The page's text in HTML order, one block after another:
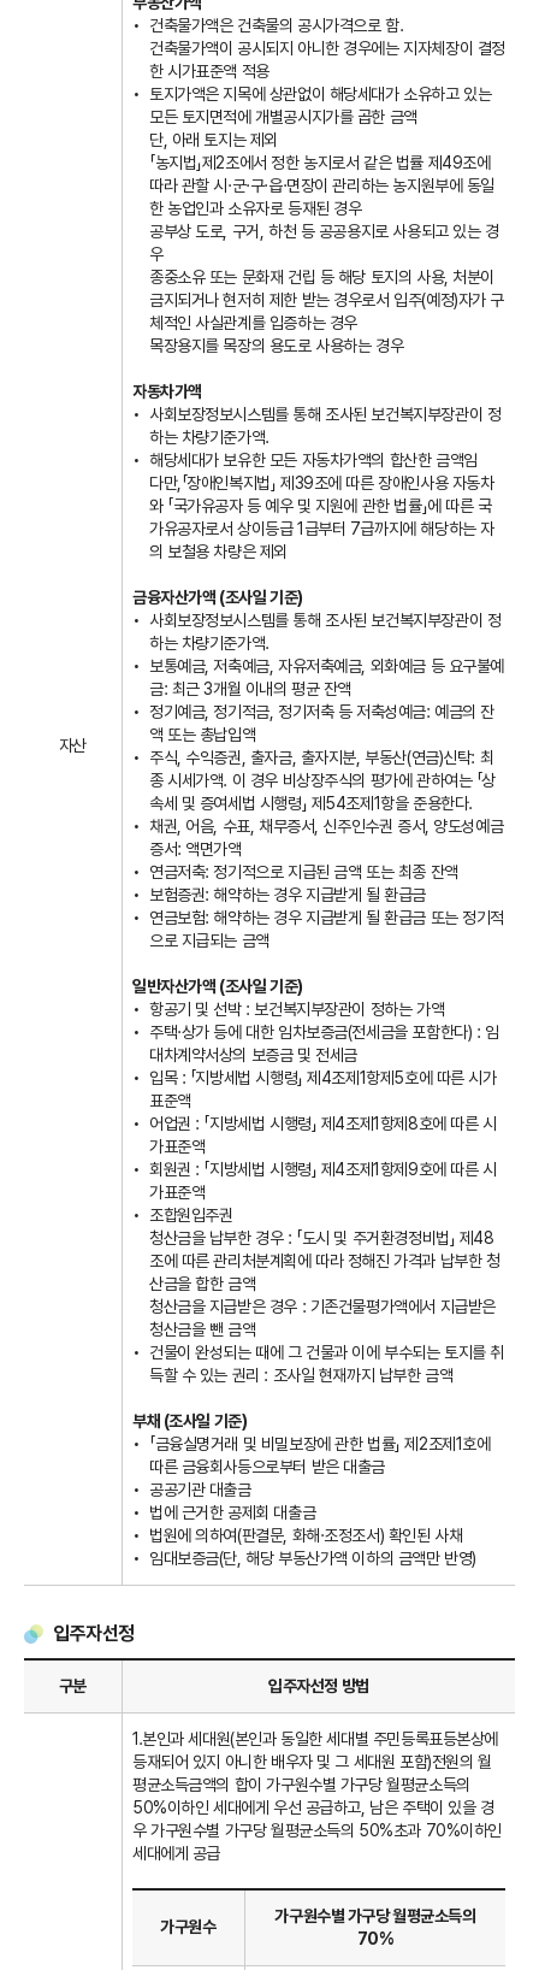
자산
건축물가액은 건축물의 공시가격으로 함.
건축물가액이 공시되지 아니한 경우에는 지자체장이 결정
한 시가표준액 적용
토지가액은 지목에 상관없이 해당세대가 소유하고 있는
모든 토지면적에 개별공시지가를 곱한 금액
단, 아래 토지는 제외
「농지법」제2조에서 정한 농지로서 같은 법률 제49조에
따라 관할 시·군·구·읍·면장이 관리하는 농지원부에 동일
한 농업인과 소유자로 등재된 경우
공부상 도로, 구거, 하천 등 공공용지로 사용되고 있는 경
우
종중소유 또는 문화재 건립 등 해당 토지의 사용, 처분이
금지되거나 현저히 제한 받는 경우로서 입주(예정)자가 구
체적인 사실관계를 입증하는 경우
목장용지를 목장의 용도로 사용하는 경우
자동차가액
사회보장정보시스템를 통해 조사된 보건복지부장관이 정
하는 차량기준가액.
해당세대가 보유한 모든 자동차가액의 합산한 금액임
다만,「장애인복지법」 제39조에 따른 장애인사용 자동차
와 「국가유공자 등 예우 및 지원에 관한 법률」에 따른 국
가유공자로서 상이등급 1급부터 7급까지에 해당하는 자
의 보철용 차량은 제외
금융자산가액 (조사일 기준)
사회보장정보시스템를 통해 조사된 보건복지부장관이 정
하는 차량기준가액.
보통예금, 저축예금, 자유저축예금, 외화예금 등 요구불예
금: 최근 3개월 이내의 평균 잔액
정기예금, 정기적금, 정기저축 등 저축성예금: 예금의 잔
액 또는 총납입액
주식, 수익증권, 출자금, 출자지분, 부동산(연금)신탁: 최
종 시세가액. 이 경우 비상장주식의 평가에 관하여는 「상
속세 및 증여세법 시행령」 제54조제1항을 준용한다.
채권, 어음, 수표, 채무증서, 신주인수권 증서, 양도성예금
증서: 액면가액
연금저축: 정기적으로 지급된 금액 또는 최종 잔액
보험증권: 해약하는 경우 지급받게 될 환급금
연금보험: 해약하는 경우 지급받게 될 환급금 또는 정기적
으로 지급되는 금액
일반자산가액 (조사일 기준)
항공기 및 선박 : 보건복지부장관이 정하는 가액
주택·상가 등에 대한 임차보증금(전세금을 포함한다) : 임
대차계약서상의 보증금 및 전세금
입목 : 「지방세법 시행령」 제4조제1항제5호에 따른 시가
표준액
어업권 : 「지방세법 시행령」 제4조제1항제8호에 따른 시
가표준액
회원권 : 「지방세법 시행령」 제4조제1항제9호에 따른 시
가표준액
조합원입주권
청산금을 납부한 경우 : 「도시 및 주거환경정비법」 제48
조에 따른 관리처분계획에 따라 정해진 가격과 납부한 청
산금을 합한 금액
청산금을 지급받은 경우 : 기존건물평가액에서 지급받은
청산금을 뺀 금액
건물이 완성되는 때에 그 건물과 이에 부수되는 토지를 취
득할 수 있는 권리 : 조사일 현재까지 납부한 금액
부채 (조사일 기준)
「금융실명거래 및 비밀보장에 관한 법률」 제2조제1호에
따른 금융회사등으로부터 받은 대출금
공공기관 대출금
법에 근거한 공제회 대출금
법원에 의하여(판결문, 화해·조정조서) 확인된 사채
임대보증금(단, 해당 부동산가액 이하의 금액만 반영)
입주자선정
구분 입주자선정 방법
1.본인과 세대원(본인과 동일한 세대별 주민등록표등본상에
등재되어 있지 아니한 배우자 및 그 세대원 포함)전원의 월
평균소득금액의 합이 가구원수별 가구당 월평균소득의
50%이하인 세대에게 우선 공급하고, 남은 주택이 있을 경
우 가구원수별 가구당 월평균소득의 50%초과 70%이하인
세대에게 공급
가구원수
가구원수별 가구당 월평균소득의
70%